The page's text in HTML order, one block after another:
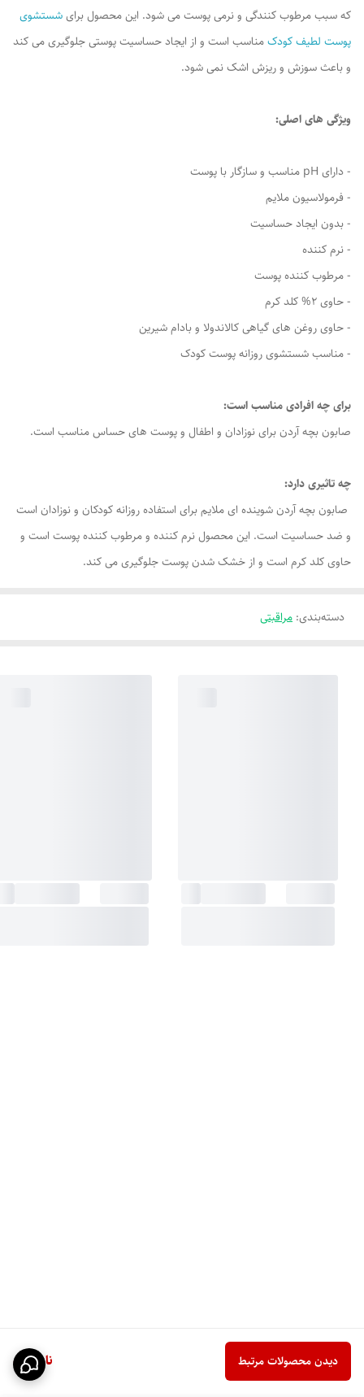
ناموجود دیدن محصولات مرتبط
که سبب مرطوب کنندگی و نرمی پوست می شود. این محصول برایشستشوی
پوست لطیف کودکمناسب است و از ایجاد حساسیت پوستی جلوگیری می کند
و باعث سوزش و ریزش اشک نمی شود.
ویژگی های اصلی:
- دارای pH مناسب و سازگار با پوست
- فرمولاسیون ملایم
- بدون ایجاد حساسیت
- نرم کننده
- مرطوب کننده پوست
- حاوی 2% کلد کرم
- حاوی روغن های گیاهی كالاندولا و بادام شیرین
- مناسب شستشوی روزانه پوست کودک
برای چه افرادی مناسب است:
صابون بچه آردن برای نوزادان و اطفال و پوست های حساس مناسب است.
چه تاثیری دارد:
صابون بچه آردن شوینده ای ملایم برای استفاده روزانه کودکان و نوزادان است
و ضد حساسیت است. این محصول نرم کننده و مرطوب کننده پوست است و
حاوی کلد کرم است و از خشک شدن پوست جلوگیری می کند.
دسته‌بندی: مراقبتی